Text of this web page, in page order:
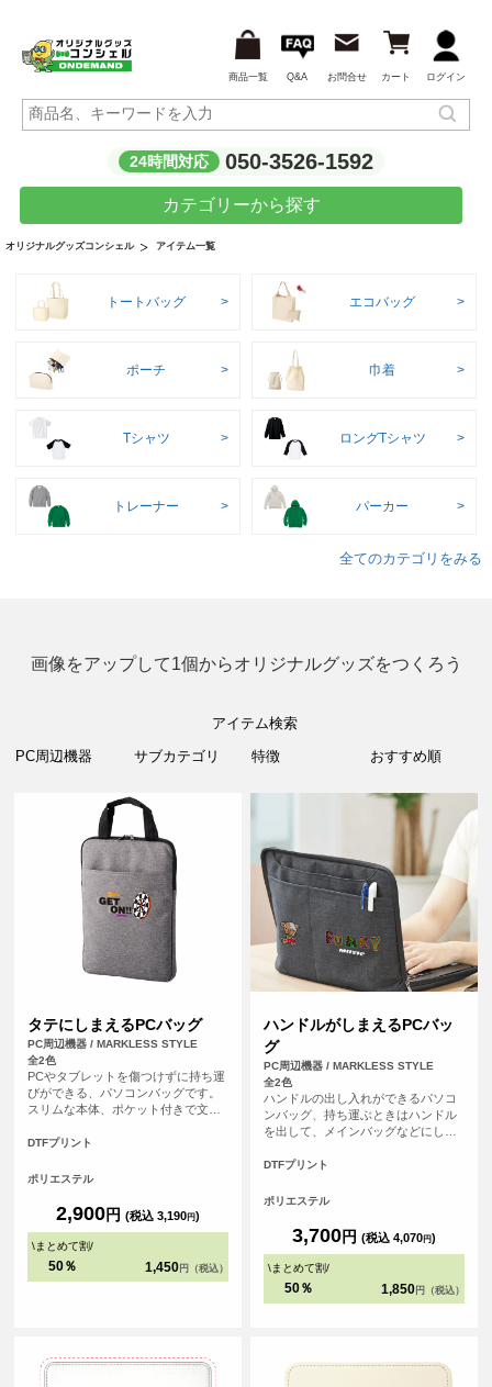
商品一覧 Q&A お問合せ カート ログイン
24時間対応 050-3526-1592
カテゴリーから探す
オリジナルグッズコンシェル アイテム一覧
トートバッグ エコバッグ
ポーチ 巾着
Tシャツ ロングTシャツ
トレーナー パーカー
全てのカテゴリをみる
画像をアップして1個からオリジナルグッズをつくろう
アイテム検索
タテにしまえるPCバッグ
PC周辺機器 / MARKLESS STYLE
全2色
PCやタブレットを傷つけずに持ち運
びができる、パソコンバッグです。
スリムな本体、ポケット付きで文房
す。
DTFプリント
ポリエステル
2,900円 (税込 3,190円)
\まとめて割/
50％ 1,450 円（税込）
ハンドルがしまえるPCバッ
グ
PC周辺機器 / MARKLESS STYLE
全2色
ハンドルの出し入れができるパソコ
ンバッグ、持ち運ぶときはハンドル
を出して、メインバッグなどにしま
ができます。うれしい複数の外ポケ
用が可能です。
DTFプリント
ポリエステル
3,700円 (税込 4,070円)
\まとめて割/
50％ 1,850 円（税込）